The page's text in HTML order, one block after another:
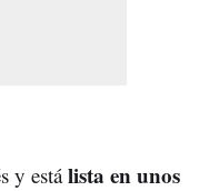
y estálista en unos